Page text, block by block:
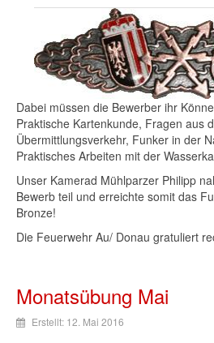
Dabei müssen die Bewerber ihr
Praktische Kartenkunde, Fragen aus
Übermittlungsverkehr, Funker in der
Praktisches Arbeiten mit der
Unser Kamerad Mühlparzer Philipp
Bewerb teil und erreichte somit das
Bronze!
Die Feuerwehr Au/ Donau gratuliert
Monatsübung Mai
Erstellt: 12. Mai 2016